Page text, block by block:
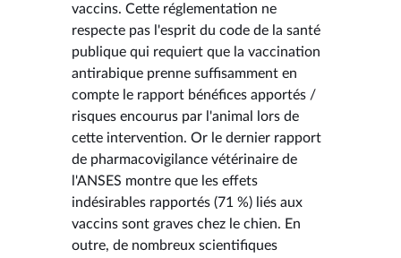
vaccins. Cette réglementation ne
respecte pas l'esprit du code de la santé
publique qui requiert que la vaccination
antirabique prenne suffisamment en
compte le rapport bénéfices apportés /
risques encourus par l'animal lors de
cette intervention. Or le dernier rapport
de pharmacovigilance vétérinaire de
l'ANSES montre que les effets
indésirables rapportés (71 %) liés aux
vaccins sont graves chez le chien. En
outre, de nombreux scientifiques